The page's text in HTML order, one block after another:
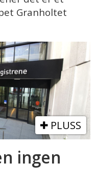
Granholtet
PLUSS
ingen